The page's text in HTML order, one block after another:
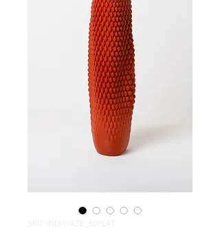
SKU: INDIAVASE_50PLAT